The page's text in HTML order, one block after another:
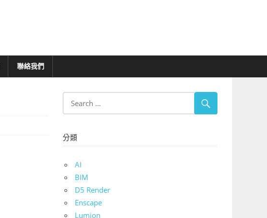
聯絡我們
分類
AI
BIM
D5 Render
Enscape
Lumion